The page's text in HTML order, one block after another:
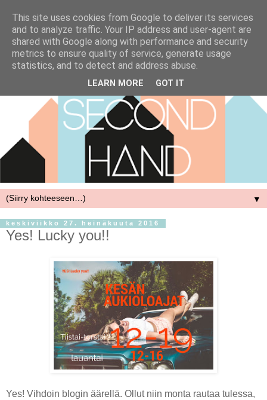
▼
keskiviikko 27. heinäkuuta 2016
Yes! Lucky you!!
Yes! Vihdoin blogin äärellä. Ollut niin monta rautaa tulessa,
This site uses cookies from Google to deliver its services
and to analyze traffic. Your IP address and user-agent are
shared with Google along with performance and security
metrics to ensure quality of service, generate usage
statistics, and to detect and address abuse.
LEARN MORE GOT IT